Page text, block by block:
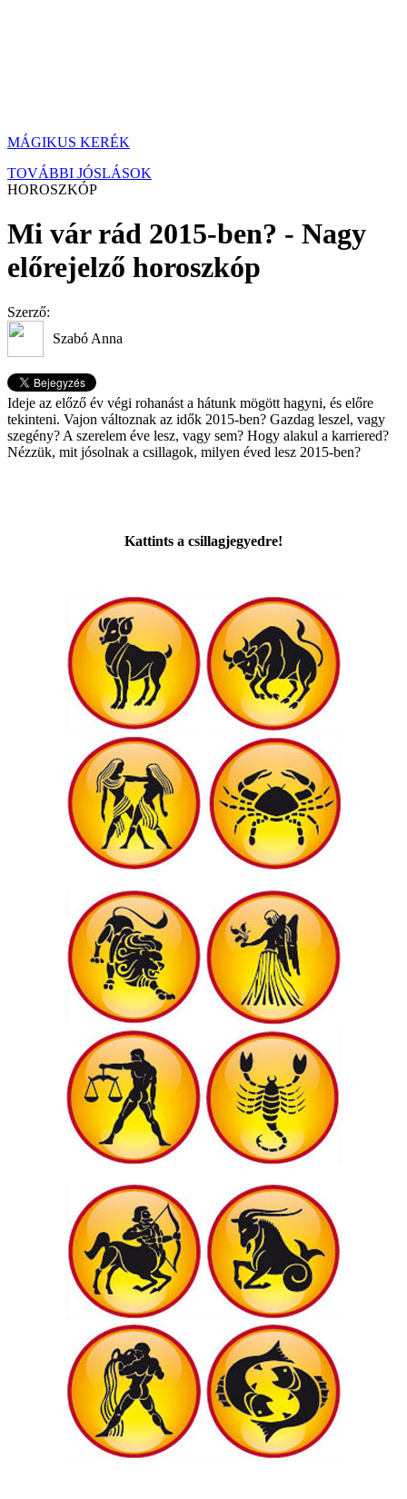
MÁGIKUS KERÉK
TOVÁBBI JÓSLÁSOK
HOROSZKÓP
Mi vár rád 2015-ben? - Nagy
előrejelző horoszkóp
Szerző:
Szabó Anna
Ideje az előző év végi rohanást a hátunk mögött hagyni, és előre
tekinteni. Vajon változnak az idők 2015-ben? Gazdag leszel, vagy
szegény? A szerelem éve lesz, vagy sem? Hogy alakul a karriered?
Nézzük, mit jósolnak a csillagok, milyen éved lesz 2015-ben?
Kattints a csillagjegyedre!